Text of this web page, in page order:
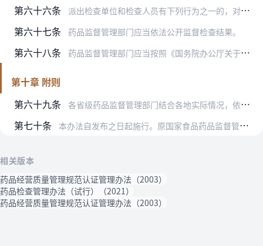
第六十六条 派出检查单位和检查人员有下列行为之一的，对直接负责的主管人员、其他直接责任人员、检查人员给予党纪、政纪处分：
第六十七条 药品监督管理部门应当依法公开监督检查结果。
第六十八条 药品监督管理部门应当按照《国务院办公厅关于进一步完善失信约束制度构建诚信建设长效机制的指导意见》，依法依规做好失信行为的认定、记录、归集、共享、公开、惩戒和信用…
第十章 附则
第六十九条
各省级药品监督管理部门结合各地实际情况，依据本办法制定相应的实施细则。
第七十条 本办法自发布之日起施行。原国家食品药品监督管理局2003年4月24日发布的《药品经营质量管理规范认证管理办法》和2011年8月2日发布的《药品生产质量管理规范认…
相关版本
药品经营质量管理规范认证管理办法（2003）
药品检查管理办法（试行）（2021）
药品经营质量管理规范认证管理办法（2003）